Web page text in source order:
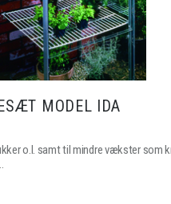
MODEL IDA
o.l. samt til mindre vækster som